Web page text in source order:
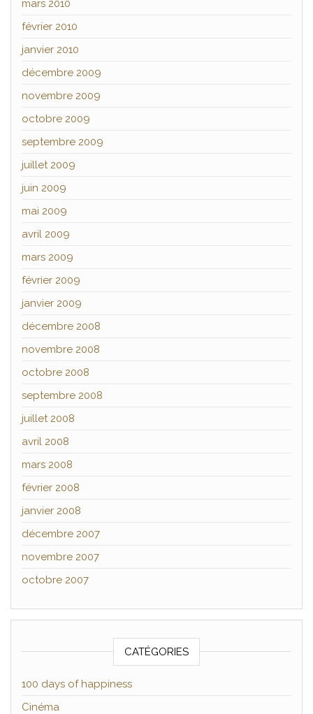
mars 2010
février 2010
janvier 2010
décembre 2009
novembre 2009
octobre 2009
septembre 2009
juillet 2009
juin 2009
mai 2009
avril 2009
mars 2009
février 2009
janvier 2009
décembre 2008
novembre 2008
octobre 2008
septembre 2008
juillet 2008
avril 2008
mars 2008
février 2008
janvier 2008
décembre 2007
novembre 2007
octobre 2007
CATÉGORIES
100 days of happiness
Cinéma